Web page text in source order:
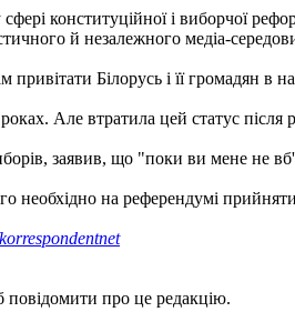
конституційної і виборчої
й незалежного медіа-
Білорусь і її громадян в
Але втратила цей статус
заявив, що "поки ви мене не
необхідно на референдумі
повідомити про це редакцію.